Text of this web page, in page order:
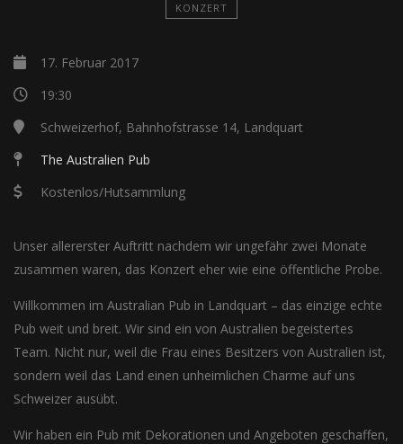
KONZERT
17. Februar 2017
19:30
Schweizerhof, Bahnhofstrasse 14, Landquart
The Australien Pub
Kostenlos/Hutsammlung
Unser allererster Auftritt nachdem wir ungefähr zwei Monate
zusammen waren, das Konzert eher wie eine öffentliche Probe.
Willkommen im Australian Pub in Landquart – das einzige echte
Pub weit und breit. Wir sind ein von Australien begeistertes
Team. Nicht nur, weil die Frau eines Besitzers von Australien ist,
sondern weil das Land einen unheimlichen Charme auf uns
Schweizer ausübt.
Wir haben ein Pub mit Dekorationen und Angeboten geschaffen,